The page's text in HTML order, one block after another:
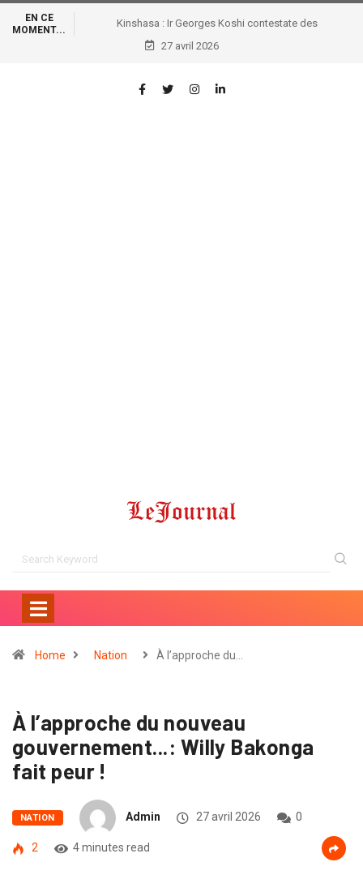
EN CE
MOMENT...
Kinshasa : Ir Georges Koshi contestate des
interpellations irrégulières des véhicules portant
27 avril 2026
Home Nation À l’approche du…
À l’approche du nouveau
gouvernement...: Willy Bakonga
fait peur !
NATION Admin 27 avril 2026 0
2 4 minutes read